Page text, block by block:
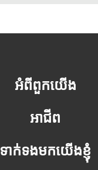
អំពីពួកយើង
អាជីព
ទាក់ទងមកយើងខ្ញុំ